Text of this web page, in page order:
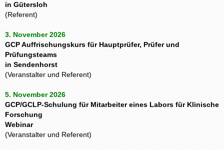
in Gütersloh
(Referent)
3. November 2026
GCP Auffrischungskurs für Hauptprüfer, Prüfer und
Prüfungsteams
in Sendenhorst
(Veranstalter und Referent)
5. November 2026
GCP/GCLP-Schulung für Mitarbeiter eines Labors für Klinische
Forschung
Webinar
(Veranstalter und Referent)